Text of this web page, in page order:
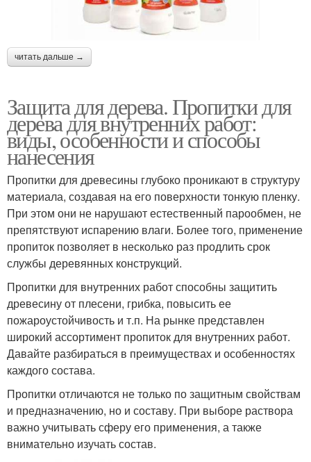
читать дальше →
Защита для дерева. Пропитки для
дерева для внутренних работ:
виды, особенности и способы
нанесения
Пропитки для древесины глубоко проникают в структуру
материала, создавая на его поверхности тонкую пленку.
При этом они не нарушают естественный парообмен, не
препятствуют испарению влаги. Более того, применение
пропиток позволяет в несколько раз продлить срок
службы деревянных конструкций.
Пропитки для внутренних работ способны защитить
древесину от плесени, грибка, повысить ее
пожароустойчивость и т.п. На рынке представлен
широкий ассортимент пропиток для внутренних работ.
Давайте разбираться в преимуществах и особенностях
каждого состава.
Пропитки отличаются не только по защитным свойствам
и предназначению, но и составу. При выборе раствора
важно учитывать сферу его применения, а также
внимательно изучать состав.